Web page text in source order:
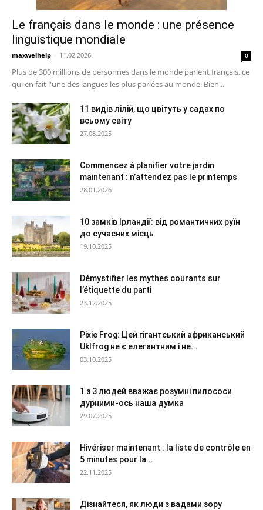
Le français dans le monde : une présence
linguistique mondiale
maxwelhelp - 11.02.2026 0
Plus de 300 millions de personnes dans le monde parlent français, ce
qui en fait l'une des langues les plus parlées au monde. Bien...
11 видів лілій, що цвітуть у садах по
всьому світу
27.08.2025
Commencez à planifier votre jardin
maintenant : n’attendez pas le printemps
28.01.2026
10 замків Ірландії: від романтичних руїн
до сучасних місць
19.10.2025
Démystifier les mythes courants sur
l’étiquette du parti
23.12.2025
Pixie Frog: Цей гігантський африканський
Uklfrog не є елегантним і не...
03.10.2025
1 з 3 людей вважає розумні пилососи
дурними-ось наша думка
29.07.2025
Hivériser maintenant : la liste de contrôle en
5 minutes pour la...
22.11.2025
Дізнайтеся, як люди з вадами зору